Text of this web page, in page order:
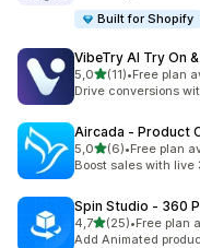
Built for Shopify
VibeTry AI Try On
5,0na 5 gwiazdek
(11)
Łączna liczba
•Free plan
Drive conversions
Aircada ‑ Product
5,0na 5 gwiazdek
(6)
Łączna liczba
•Free plan
Boost sales with live
Spin Studio ‑ 360
4,7na 5 gwiazdek
(25)
Łączna liczba
•Free plan
Add Animated